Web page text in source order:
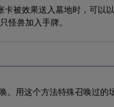
被效果送入墓地时，可以
怪兽加入手牌。
。用这个方法特殊召唤过的